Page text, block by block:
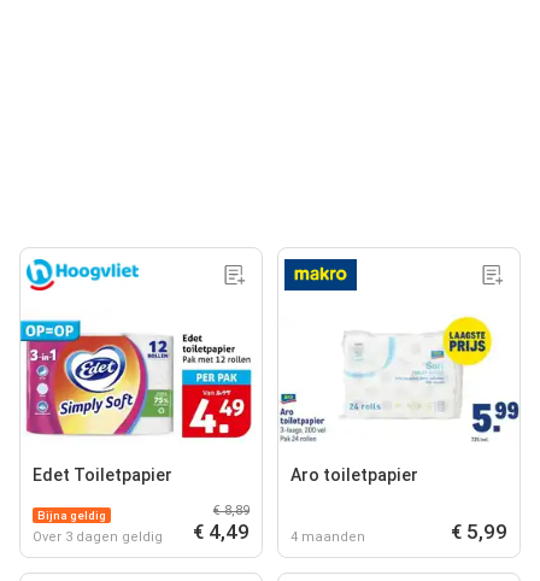
Edet Toiletpapier
Bijna geldig
Over 3 dagen geldig
€ 8,89
€ 4,49
Aro toiletpapier
4 maanden € 5,99